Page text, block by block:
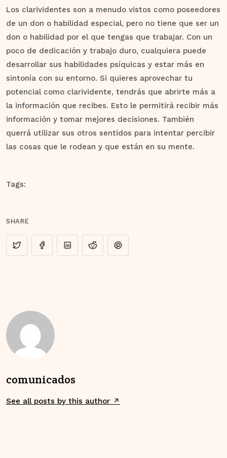
SHARE
Los clarividentes son a menudo vistos como poseedores
de un don o habilidad especial, pero no tiene que ser un
don o habilidad por el que tengas que trabajar. Con un
poco de dedicación y trabajo duro, cualquiera puede
desarrollar sus habilidades psíquicas y estar más en
sintonía con su entorno. Si quieres aprovechar tu
potencial como clarividente, tendrás que abrirte más a
la información que recibes. Esto le permitirá recibir más
información y tomar mejores decisiones. También
querrá utilizar sus otros sentidos para intentar percibir
las cosas que le rodean y que están en su mente.
Tags:
comunicados
See all posts by this author